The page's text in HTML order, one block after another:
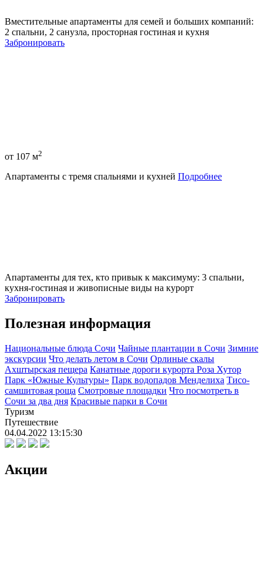
Вместительные апартаменты для семей и больших компаний:
2 спальни, 2 санузла, просторная гостиная и кухня
Забронировать
от 107 м2
Апартаменты с тремя спальнями и кухней Подробнее
Апартаменты для тех, кто привык к максимуму: 3 спальни,
кухня-гостиная и живописные виды на курорт
Забронировать
Полезная информация
Национальные блюда Сочи Чайные плантации в Сочи Зимние
экскурсии Что делать летом в Сочи Орлиные скалы
Ахштырская пещера Канатные дороги курорта Роза Хутор
Парк «Южные Культуры» Парк водопадов Менделиха Тисо-
самшитовая роща Смотровые площадки Что посмотреть в
Сочи за два дня Красивые парки в Сочи
Туризм
Путешествие
04.04.2022 13:15:30
Акции